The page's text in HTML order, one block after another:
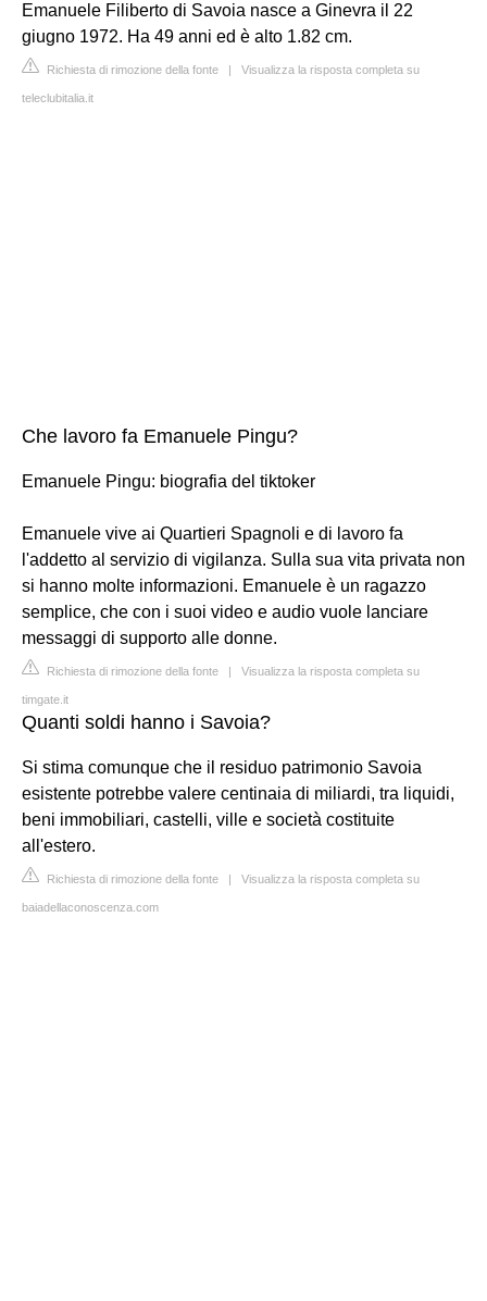
Emanuele Filiberto di Savoia nasce a Ginevra il 22
giugno 1972. Ha 49 anni ed è alto 1.82 cm.
Richiesta di rimozione della fonte | Visualizza la risposta completa su
teleclubitalia.it
Che lavoro fa Emanuele Pingu?
Emanuele Pingu: biografia del tiktoker
Emanuele vive ai Quartieri Spagnoli e di lavoro fa
l'addetto al servizio di vigilanza. Sulla sua vita privata non
si hanno molte informazioni. Emanuele è un ragazzo
semplice, che con i suoi video e audio vuole lanciare
messaggi di supporto alle donne.
Richiesta di rimozione della fonte | Visualizza la risposta completa su
timgate.it
Quanti soldi hanno i Savoia?
Si stima comunque che il residuo patrimonio Savoia
esistente potrebbe valere centinaia di miliardi, tra liquidi,
beni immobiliari, castelli, ville e società costituite
all'estero.
Richiesta di rimozione della fonte | Visualizza la risposta completa su
baiadellaconoscenza.com